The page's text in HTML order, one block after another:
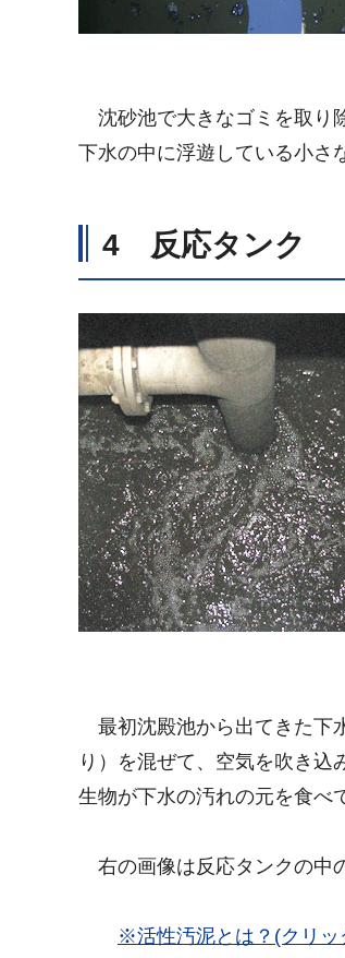
沈砂池で大きなゴミを取り
下水の中に浮遊している小さ
4 反応タンク
最初沈殿池から出てきた下
り）を混ぜて、空気を吹き
生物が下水の汚れの元を食べ
右の画像は反応タンクの中
※活性汚泥とは？(クリッ